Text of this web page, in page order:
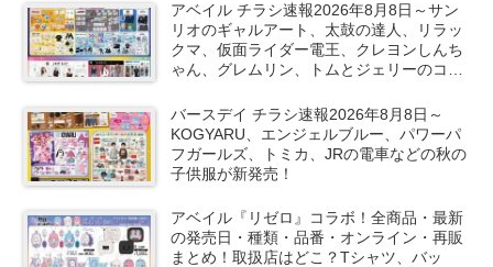
アベイル チラシ速報2026年8月8日～サン
リオのギャルアート、太鼓の達人、リラッ
クマ、仮面ライダー電王、クレヨンしんち
ゃん、グレムリン、トムとジェリーのコラ
バースデイ チラシ速報2026年8月8日～
KOGYARU、エンジェルブルー、パワーパ
フガールズ、トミカ、JRの電車などの秋の
子供服が新発売！
アベイル『リゼロ』コラボ！全商品・最新
の発売日・種類・品番・オンライン・再販
まとめ！取扱店はどこ？Tシャツ、バッ